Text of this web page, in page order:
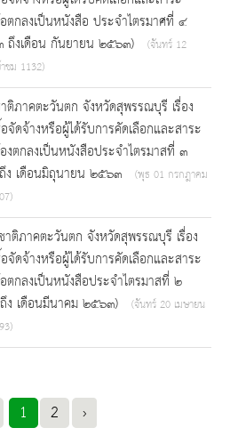
กลงเป็นหนังสือ ประจำไตรมาศที่ ๔
ถึงเดือน กันยายน ๒๕๖๓)
(จันทร์ 12
ชม 1132)
ติภาคตะวันตก จังหวัดสุพรรณบุรี เรื่อง
ดจ้างหรือผู้ได้รับการคัดเลือกและสาระ
ตกลงเป็นหนังสือประจำไตรมาสที่ ๓
ง เดือนมิถุนายน ๒๕๖๓
(พุธ 01 กรกฎาคม
าติภาคตะวันตก จังหวัดสุพรรณบุรี เรื่อง
ดจ้างหรือผู้ได้รับการคัดเลือกและสาระ
กลงเป็นหนังสือประจำไตรมาสที่ ๒
ง เดือนมีนาคม ๒๕๖๓)
(จันทร์ 20 เมษายน
1 2 ›